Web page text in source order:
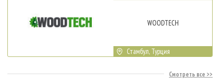
WOODTECH
Стамбул, Турция
Смотреть все